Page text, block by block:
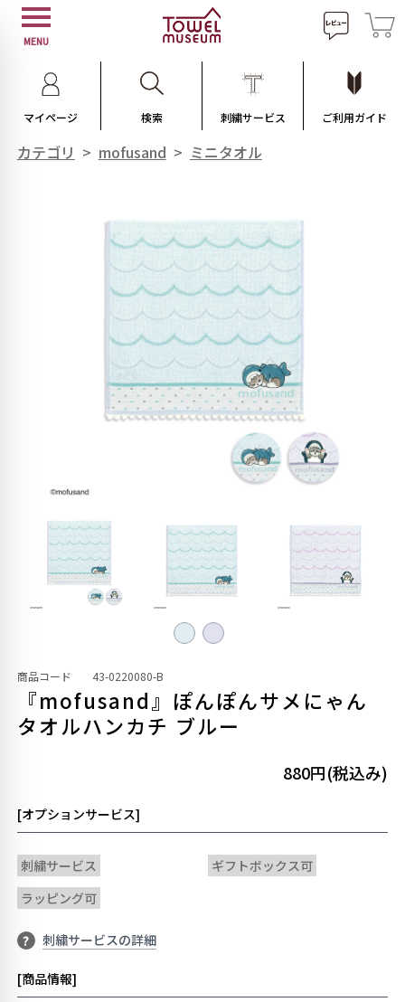
MENU
マイページ 検索 刺繍サービス ご利用ガイド
カテゴリ > mofusand > ミニタオル
商品コード 43-0220080-B
『mofusand』ぽんぽんサメにゃん
タオルハンカチ ブルー
880円(税込み)
[オプションサービス]
刺繍サービス
ギフトボックス可
ラッピング可
? 刺繍サービスの詳細
[商品情報]